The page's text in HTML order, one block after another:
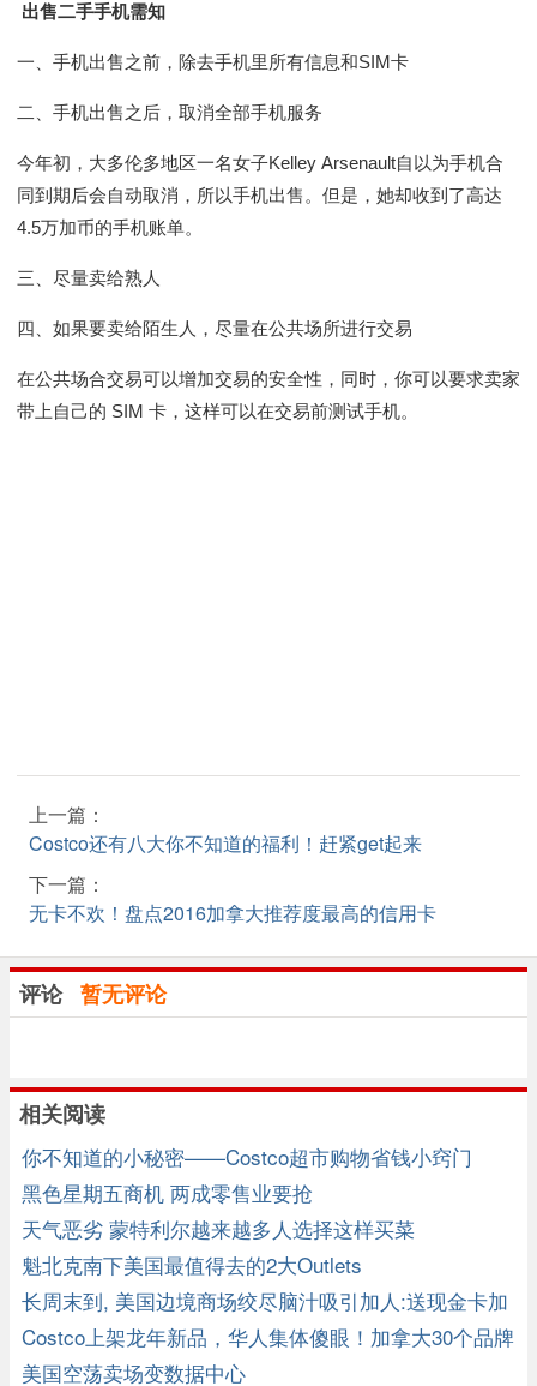
出售二手手机需知
一、手机出售之前，除去手机里所有信息和SIM卡
二、手机出售之后，取消全部手机服务
今年初，大多伦多地区一名女子Kelley Arsenault自以为手机合
同到期后会自动取消，所以手机出售。但是，她却收到了高达
4.5万加币的手机账单。
三、尽量卖给熟人
四、如果要卖给陌生人，尽量在公共场所进行交易
在公共场合交易可以增加交易的安全性，同时，你可以要求卖家
带上自己的 SIM 卡，这样可以在交易前测试手机。
上一篇：
Costco还有八大你不知道的福利！赶紧get起来
下一篇：
无卡不欢！盘点2016加拿大推荐度最高的信用卡
评论 暂无评论
相关阅读
你不知道的小秘密——Costco超市购物省钱小窍门
黑色星期五商机 两成零售业要抢
天气恶劣 蒙特利尔越来越多人选择这样买菜
魁北克南下美国最值得去的2大Outlets
长周末到, 美国边境商场绞尽脑汁吸引加人:送现金卡加
元结算 ... ...
Costco上架龙年新品，华人集体傻眼！加拿大30个品牌
整活！
美国空荡卖场变数据中心